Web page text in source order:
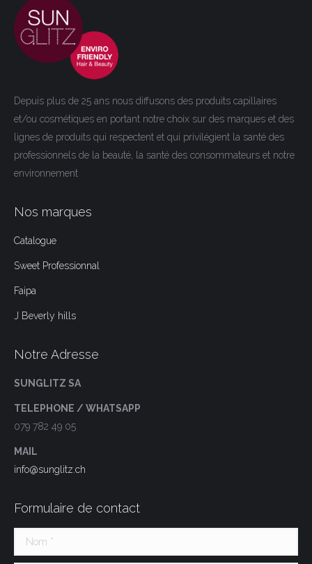
Depuis plus de 25 ans nous diffusons des produits capillaires
et/ou cosmétiques en portant notre choix sur des marques et des
lignes de produits qui respectent et qui privilégient la santé des
professionnels de la beauté, la santé des consommateurs et notre
environnement
Nos marques
Catalogue
Sweet Professionnal
Faipa
J Beverly hills
Notre Adresse
SUNGLITZ SA
TELEPHONE / WHATSAPP
079 782 49 05
MAIL
info@sunglitz.ch
Formulaire de contact
Nom *